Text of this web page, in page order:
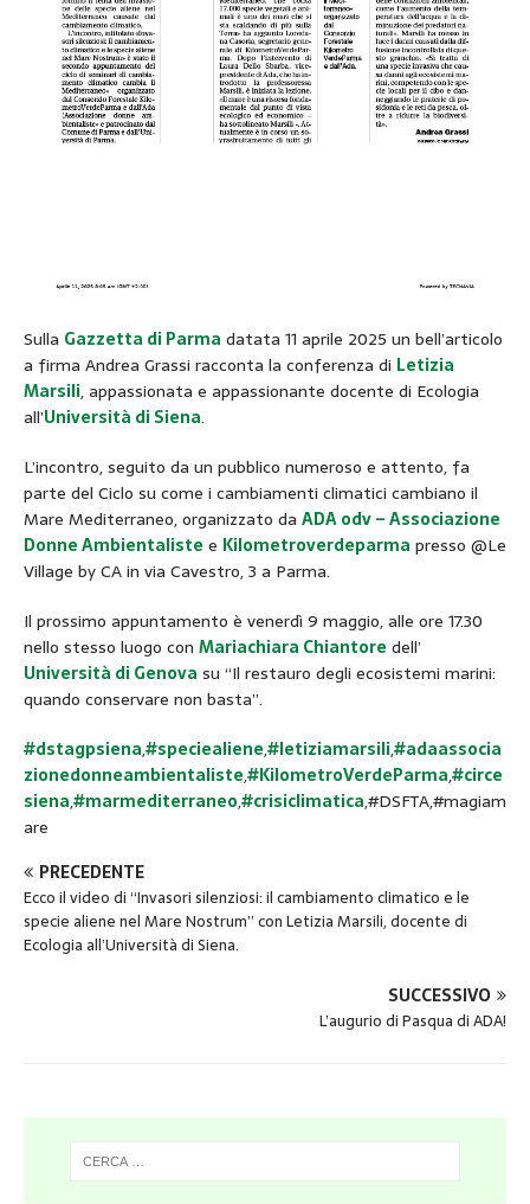
Sulla Gazzetta di Parma datata 11 aprile 2025 un bell’articolo
a firma Andrea Grassi racconta la conferenza di Letizia
Marsili, appassionata e appassionante docente di Ecologia
all’Università di Siena.
L’incontro, seguito da un pubblico numeroso e attento, fa
parte del Ciclo su come i cambiamenti climatici cambiano il
Mare Mediterraneo, organizzato da ADA odv – Associazione
Donne Ambientaliste e Kilometroverdeparma presso @Le
Village by CA in via Cavestro, 3 a Parma.
Il prossimo appuntamento è venerdì 9 maggio, alle ore 17.30
nello stesso luogo con Mariachiara Chiantore dell’
Università di Genova su “Il restauro degli ecosistemi marini:
quando conservare non basta”.
#dstagpsiena,#speciealiene,#letiziamarsili,#adaassocia
zionedonneambientaliste,#KilometroVerdeParma,#circe
siena,#marmediterraneo,#crisiclimatica,#DSFTA,#magiam
are
PRECEDENTE
Ecco il video di “Invasori silenziosi: il cambiamento climatico e le
specie aliene nel Mare Nostrum” con Letizia Marsili, docente di
Ecologia all’Università di Siena.
SUCCESSIVO
L’augurio di Pasqua di ADA!